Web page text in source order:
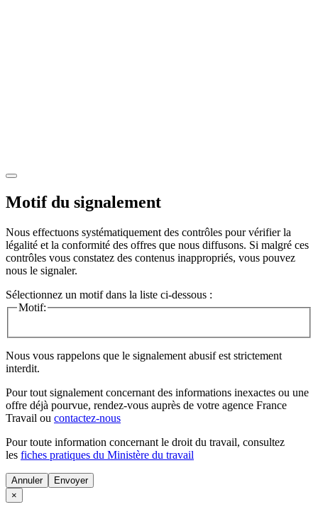
Motif du signalement
Nous effectuons systématiquement des contrôles pour vérifier la
légalité et la conformité des offres que nous diffusons. Si malgré ces
contrôles vous constatez des contenus inappropriés, vous pouvez
nous le signaler.
Sélectionnez un motif dans la liste ci-dessous :
Motif:
Nous vous rappelons que le signalement abusif est strictement
interdit.
Pour tout signalement concernant des informations inexactes ou une
offre déjà pourvue, rendez-vous auprès de votre agence France
Travail ou contactez-nous
Pour toute information concernant le droit du travail, consultez
les fiches pratiques du Ministère du travail
Annuler
×